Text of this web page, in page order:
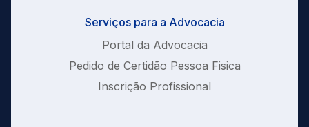
Serviços para a Advocacia
Portal da Advocacia
Pedido de Certidão Pessoa Fisica
Inscrição Profissional